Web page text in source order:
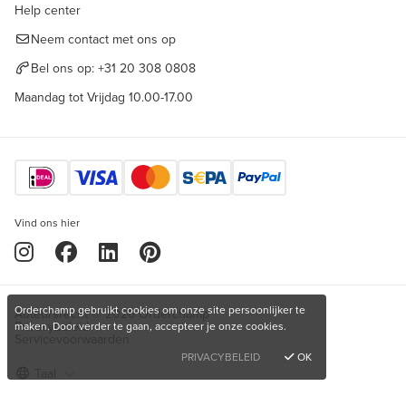
Help center
Neem contact met ons op
Bel ons op: +31 20 308 0808
Maandag tot Vrijdag 10.00-17.00
Vind ons hier
Auteursrecht © 2026 Orderchamp
Privacybeleid
Orderchamp gebruikt cookies om onze site persoonlijker te
maken. Door verder te gaan, accepteer je onze cookies.
PRIVACYBELEID
OK